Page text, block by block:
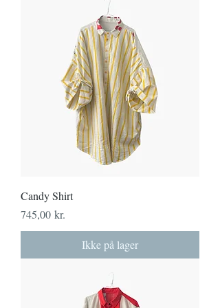
Candy Shirt
Pris
745,00 kr.
Ikke på lager